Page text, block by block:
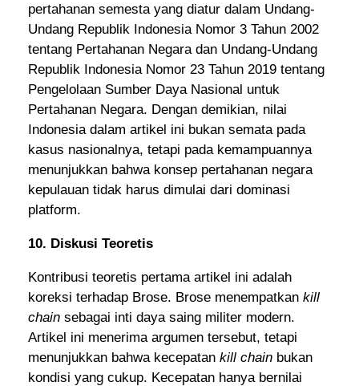
pertahanan semesta yang diatur dalam Undang-
Undang Republik Indonesia Nomor 3 Tahun 2002
tentang Pertahanan Negara dan Undang-Undang
Republik Indonesia Nomor 23 Tahun 2019 tentang
Pengelolaan Sumber Daya Nasional untuk
Pertahanan Negara. Dengan demikian, nilai
Indonesia dalam artikel ini bukan semata pada
kasus nasionalnya, tetapi pada kemampuannya
menunjukkan bahwa konsep pertahanan negara
kepulauan tidak harus dimulai dari dominasi
platform.
10. Diskusi Teoretis
Kontribusi teoretis pertama artikel ini adalah
koreksi terhadap Brose. Brose menempatkankill
chain sebagai inti daya saing militer modern.
Artikel ini menerima argumen tersebut, tetapi
menunjukkan bahwa kecepatankill chain bukan
kondisi yang cukup. Kecepatan hanya bernilai